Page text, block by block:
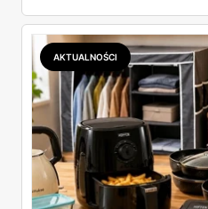
wszystkie oferty i policzyłam,
się opłaca.
AKTUALNOŚCI